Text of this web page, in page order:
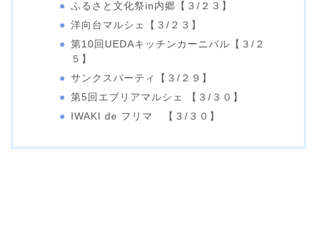
ふるさと文化祭in内郷【３/２３】
洋向台マルシェ【３/２３】
第10回UEDAキッチンカーニバル【３/２
５】
サンクスパーティ【３/２９】
第5回エブリアマルシェ 【３/３０】
IWAKI de フリマ 【３/３０】